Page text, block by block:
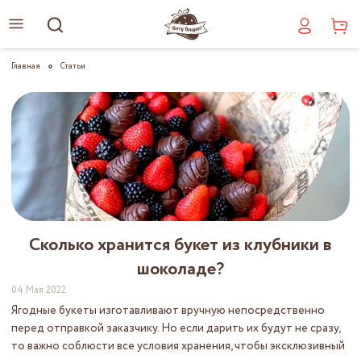
Главная Статьи
Сколько хранится букет из клубники в
шоколаде?
04 Мая 2022
Ягодные букеты изготавливают вручную непосредственно
перед отправкой заказчику. Но если дарить их будут не сразу,
то важно соблюсти все условия хранения, чтобы эксклюзивный